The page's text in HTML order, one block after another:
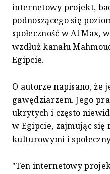
internetowy projekt,
podnoszącego się
społeczność w Al Max,
wzdłuż kanału
Egipcie.
O autorze napisano, że
gawędziarzem. Jego
ukrytych i często
w Egipcie, zajmując
kulturowymi i
"Ten internetowy